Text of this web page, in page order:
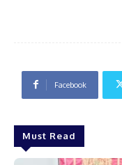
Facebook
Must Read